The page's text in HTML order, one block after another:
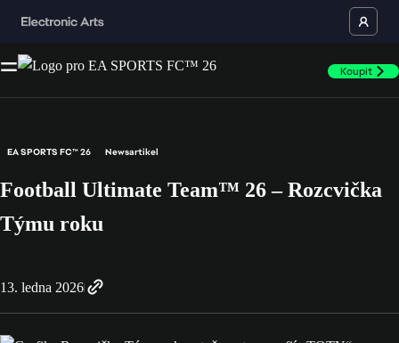
Koupit
EA SPORTS FC™ 26 Newsartikel
Football Ultimate Team™ 26 – Rozcvička
Týmu roku
13. ledna 2026